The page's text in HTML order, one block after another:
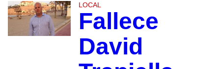
LOCAL
Fallece
David